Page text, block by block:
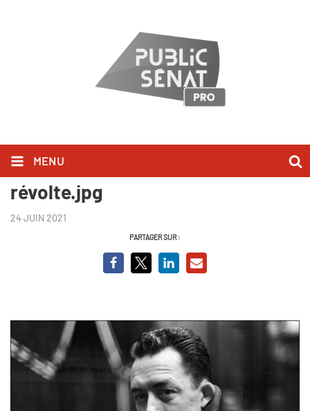
MENU
Albert Camus, l'icone de la
révolte.jpg
24 JUIN 2021
PARTAGER SUR :